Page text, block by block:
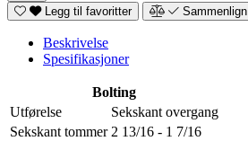
Legg til favoritter
Sammenlign
Beskrivelse
Spesifikasjoner
Bolting
Utførelse
Sekskant overgang
Sekskant tommer 2 13/16 - 1 7/16